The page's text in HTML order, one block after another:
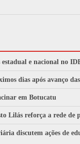
e nacional no
dias após avanço
em Botucatu
Lilás reforça a rede de
discutem ações de